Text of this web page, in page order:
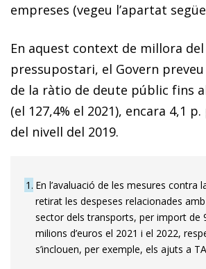
empreses (vegeu l’apartat
En aquest context de millora
pressupostari, el Govern
de la ràtio de deute públic fins
(el 127,4% el 2021), encara 4,1
del nivell del 2019.
1 En l’avaluació de les mesures contra
retirat les despeses relacionades
sector dels transports, per import de
milions d’euros el 2021 i el 2022,
s’inclouen, per exemple, els ajuts a